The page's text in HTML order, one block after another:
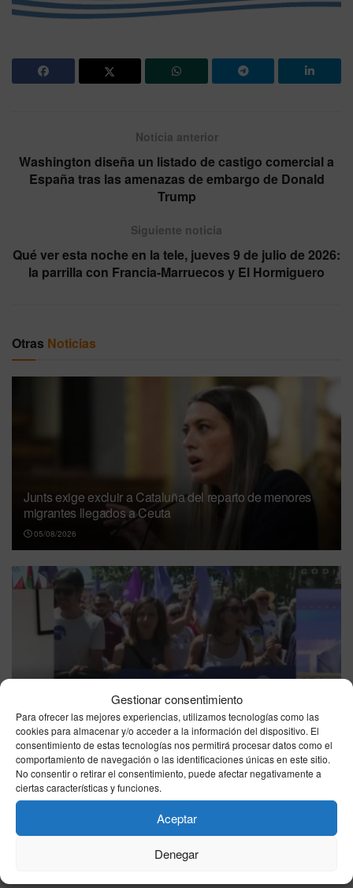
Gestionar consentimiento
Para ofrecer las mejores experiencias, utilizamos tecnologías como las
cookies para almacenar y/o acceder a la información del dispositivo. El
consentimiento de estas tecnologías nos permitirá procesar datos como el
comportamiento de navegación o las identificaciones únicas en este sitio.
No consentir o retirar el consentimiento, puede afectar negativamente a
ciertas características y funciones.
Aceptar
Denegar
Noticia anterior
Washington diseña un listado de castigo comercial a
España tras las amenazas de embargo de Donald
Trump
Siguiente noticia
Qué ver esta noche en la tele, jueves 9 de julio de 2026:
la parrilla con Francia-Marruecos y El Hormiguero
Otras Noticias
Junts exige excluir a Cataluña del reparto de menores
migrantes llegados a Ceuta
05/08/2026
por la Ley Trans: “No permito que piense por mí”
05/08/2026
Trabajo atribuye a personas recién
regularizadas unas 15.000 de las nuevas altas
del paro en julio
presupuesto destinado a amortizar deuda